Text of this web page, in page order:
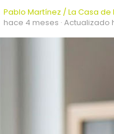
Pablo Martínez / La Casa de
hace 4 meses ·